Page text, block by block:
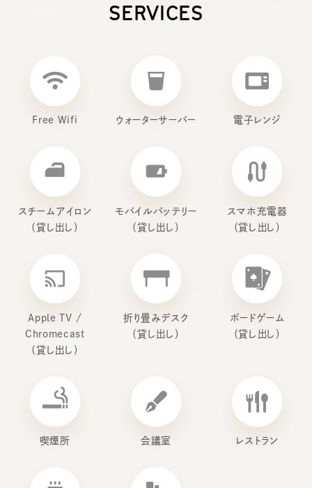
SERVICES
Free Wifi ウォーターサーバー 電子レンジ
スチームアイロン
（貸し出し）
モバイルバッテリー
（貸し出し）
スマホ充電器
（貸し出し）
Apple TV /
Chromecast
（貸し出し）
折り畳みデスク
（貸し出し）
ボードゲーム
（貸し出し）
喫煙所 会議室 レストラン